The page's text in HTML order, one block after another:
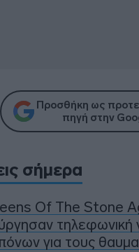
Προσθήκη ως
πηγή στην
σήμερα
Of The Stone
για τους